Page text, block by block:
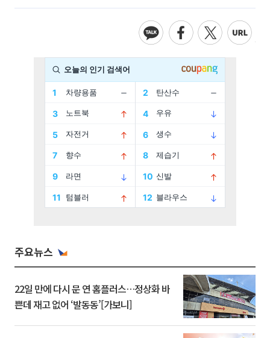
주요뉴스
22일 만에 다시 문 연 홈플러스…정상화 바
쁜데 재고 없어 ‘발동동’[가보니]